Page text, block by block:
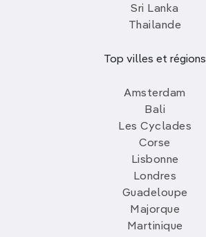
Sri Lanka
Thailande
Top villes et régions
Amsterdam
Bali
Les Cyclades
Corse
Lisbonne
Londres
Guadeloupe
Majorque
Martinique